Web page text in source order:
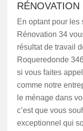
RÉNOVATION
En optant pour les
Rénovation 34
résultat de travail
Roqueredonde
si vous faites
comme notre
le ménage dans
c’est que vous
exceptionnel qui